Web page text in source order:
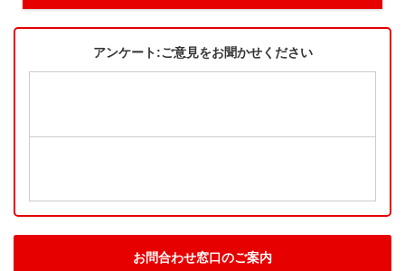
アンケート:ご意見をお聞かせください
お問合わせ窓口のご案内